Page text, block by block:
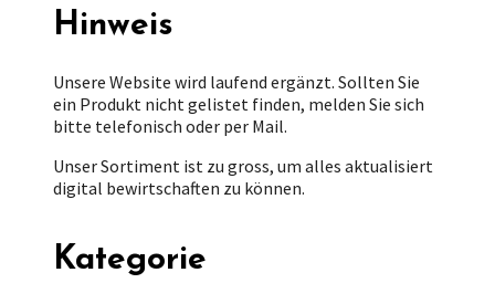
Hinweis
Unsere Website wird laufend ergänzt. Sollten Sie
ein Produkt nicht gelistet finden, melden Sie sich
bitte telefonisch oder per Mail.
Unser Sortiment ist zu gross, um alles aktualisiert
digital bewirtschaften zu können.
Kategorie